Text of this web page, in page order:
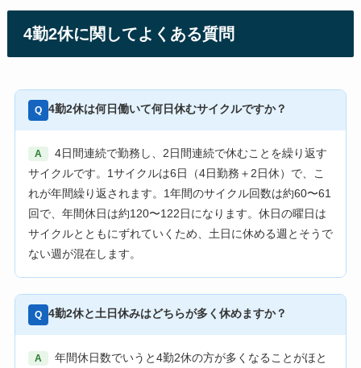
4勤2休に関してよくある質問
Q 4勤2休は何日働いて何日休むサイクルですか？
A
4日間連続で勤務し、2日間連続で休むことを繰り返す
サイクルです。1サイクルは6日（4日勤務＋2日休）で、こ
れが年間繰り返されます。1年間のサイクル回数は約60〜61
回で、年間休日は約120〜122日になります。休日の曜日は
サイクルとともにずれていくため、土日に休める週とそうで
ない週が混在します。
Q 4勤2休と土日休みはどちらが多く休めますか？
A
年間休日数でいうと4勤2休の方が多くなることがほと